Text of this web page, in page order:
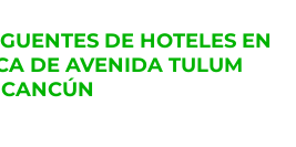
DE HOTELES EN
DE AVENIDA TULUM
CANCÚN